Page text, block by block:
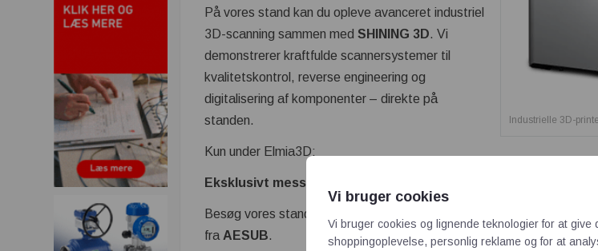
Industrielle 3D-
På vores stand kan du opleve avanceret industriel
3D-scanning sammen medSHINING 3D. Vi
demonstrerer kraftfulde scannersystemer til
kvalitetskontrol, reverse engineering og
digitalisering af komponenter – direkte på
standen.
Kun under Elmia3D:
Eksklusivt messetilbud
Besøg vores stand under Elmia3D og få adgang til et eksklusivt
fra AESUB.
Vi bruger cookies
Vi bruger cookies og lignende teknologier for at give
shoppingoplevelse, personlig reklame og for at